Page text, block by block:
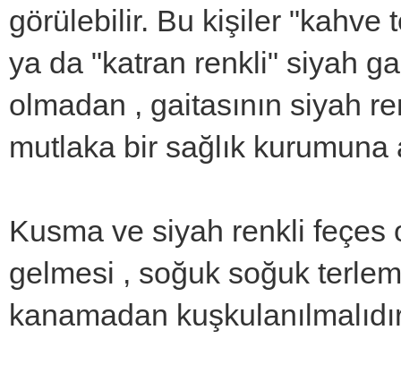
görülebilir. Bu kişiler "kahve
ya da "katran renkli" siyah
olmadan , gaitasının siyah
mutlaka bir sağlık
Kusma ve siyah renkli feçes
gelmesi , soğuk soğuk
kanamadan